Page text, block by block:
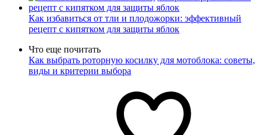
Как избавиться от тли и плодожорки: эффективный
рецепт с кипятком для защиты яблок
Что еще почитать
Как выбрать роторную косилку для мотоблока: советы,
виды и критерии выбора